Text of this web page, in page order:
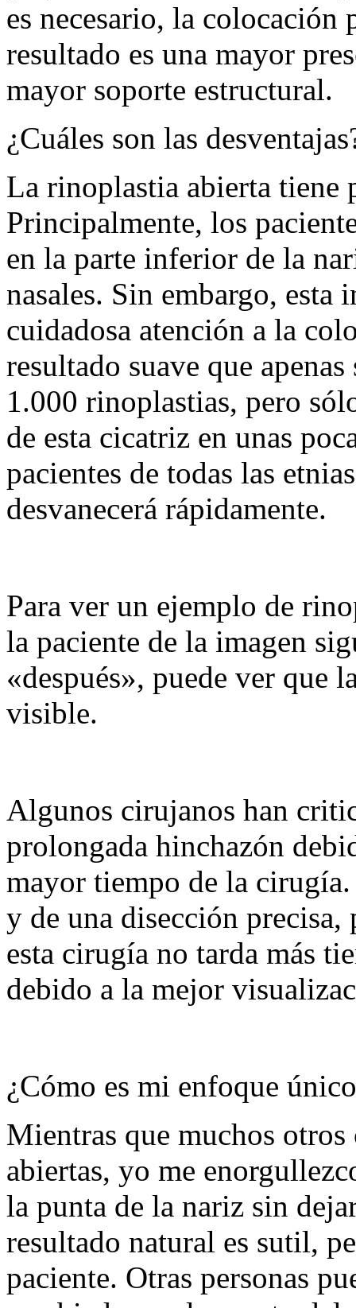
es necesario, la
resultado es una mayor
mayor soporte estructural.
¿Cuáles son las
La rinoplastia abierta tiene
Principalmente, los
en la parte inferior de la
nasales. Sin embargo, esta
cuidadosa atención a la
resultado suave que
1.000 rinoplastias, pero
de esta cicatriz en unas
pacientes de todas las
desvanecerá rápidamente.
Para ver un ejemplo de
la paciente de la imagen
«después», puede ver que
visible.
Algunos cirujanos han
prolongada hinchazón
mayor tiempo de la cirugía.
y de una disección precisa,
esta cirugía no tarda más
debido a la mejor
¿Cómo es mi enfoque
Mientras que muchos
abiertas, yo me
la punta de la nariz sin
resultado natural es sutil,
paciente. Otras personas